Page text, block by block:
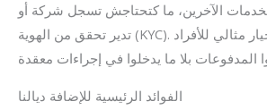
الآخرين، ما كتحتاجش تسجل شركة أو
تدير تحقق من الهوية (KYC). هادشي كيخليها خيار مثالي للأفراد
الفوائد الرئيسية للإضافة ديالنا